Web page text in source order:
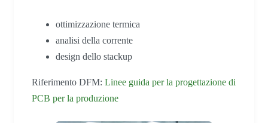
ottimizzazione termica
analisi della corrente
design dello stackup
Riferimento DFM: Linee guida per la progettazione di
PCB per la produzione